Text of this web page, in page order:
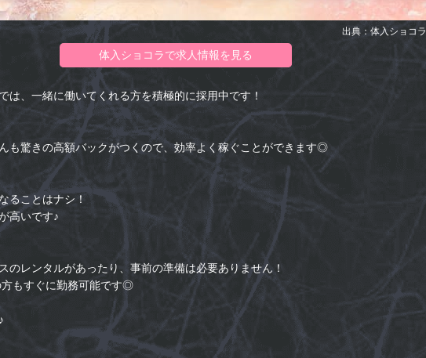
出典：体入ショコラ
体入ショコラで求人情報を見る
は、一緒に働いてくれる方を積極的に採用中です！
も驚きの高額バックがつくので、効率よく稼ぐことができます◎
ることはナシ！
高いです♪
のレンタルがあったり、事前の準備は必要ありません！
もすぐに勤務可能です◎